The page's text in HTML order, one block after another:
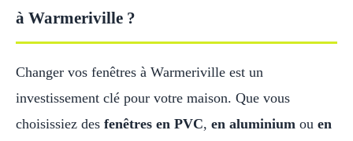
à Warmeriville ?
Changer vos fenêtres à Warmeriville est un
investissement clé pour votre maison. Que vous
choisissiez des fenêtres en PVC, en aluminium ou en